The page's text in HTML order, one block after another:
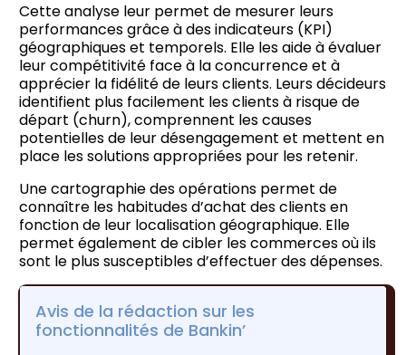
Cette analyse leur permet de mesurer leurs
performances grâce à des indicateurs (KPI)
géographiques et temporels. Elle les aide à évaluer
leur compétitivité face à la concurrence et à
apprécier la fidélité de leurs clients. Leurs décideurs
identifient plus facilement les clients à risque de
départ (churn), comprennent les causes
potentielles de leur désengagement et mettent en
place les solutions appropriées pour les retenir.
Une cartographie des opérations permet de
connaître les habitudes d’achat des clients en
fonction de leur localisation géographique. Elle
permet également de cibler les commerces où ils
sont le plus susceptibles d’effectuer des dépenses.
Avis de la rédaction sur les
fonctionnalités de Bankin’